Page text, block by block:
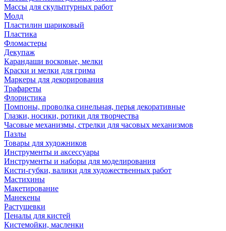
Массы для скульптурных работ
Молд
Пластилин шариковый
Пластика
Фломастеры
Декупаж
Карандаши восковые, мелки
Краски и мелки для грима
Маркеры для декорирования
Трафареты
Флористика
Помпоны, проволка синельная, перья декоративные
Глазки, носики, ротики для творчества
Часовые механизмы, стрелки для часовых механизмов
Пазлы
Товары для художников
Инструменты и аксессуары
Инструменты и наборы для моделирования
Кисти-губки, валики для художественных работ
Мастихины
Макетирование
Манекены
Растушевки
Пеналы для кистей
Кистемойки, масленки